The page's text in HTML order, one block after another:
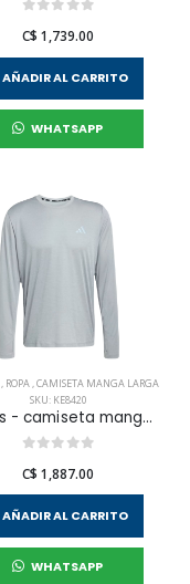
C$ 1,739.00
AÑADIR AL CARRITO
WHATSAPP
, ROPA,CAMISETA MANGA LARGA
SKU: KE8420
adidas - camiseta manga larga run ess ls para hombre
C$ 1,887.00
AÑADIR AL CARRITO
WHATSAPP